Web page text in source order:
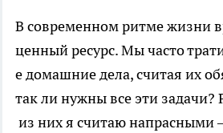
В современном ритме жизни
ценный ресурс. Мы часто
е домашние дела, считая их
так ли нужны все эти задачи?
из них я считаю напрасными